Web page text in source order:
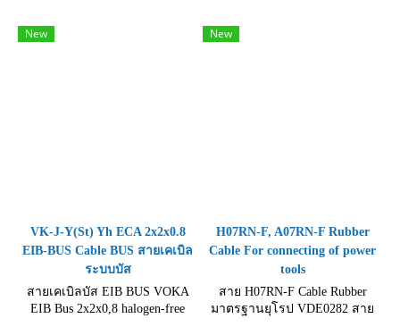
สถานที่ที่มีอุณหภูมิสภาพ
ซิลิโคน ทนแรงดันสูง High
Cable 10000V Ignition wire
New
VK-J-Y(St) Yh ECA 2x2x0.8
EIB-BUS Cable BUS สายเคเบิล
ระบบบัส
สายเคเบิลบัส EIB BUS VOKA
EIB Bus 2x2x0,8 halogen-free
New
H07RN-F, A07RN-F Rubber
Cable For connecting of power
tools
สาย H07RN-F Cable Rubber
มาตรฐานยุโรป VDE0282 สาย